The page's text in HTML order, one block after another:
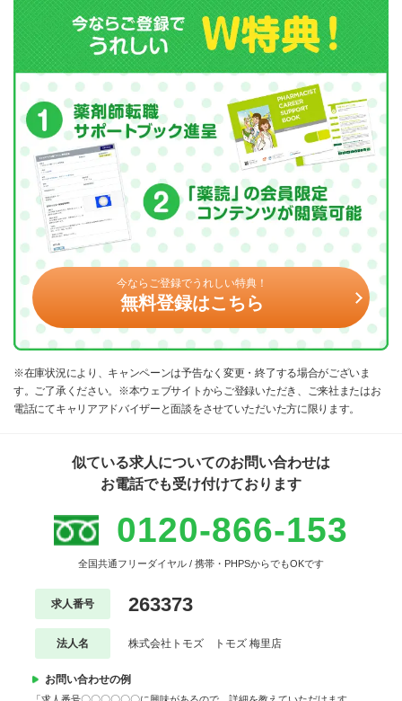
今ならご登録でうれしい特典！
無料登録はこちら
※在庫状況により、キャンペーンは予告なく変更・終了する場合がございま
す。ご了承ください。※本ウェブサイトからご登録いただき、ご来社またはお
電話にてキャリアアドバイザーと面談をさせていただいた方に限ります。
似ている求人についてのお問い合わせは
お電話でも受け付けております
0120-866-153
全国共通フリーダイヤル / 携帯・PHPSからでもOKです
求人番号 263373
法人名 株式会社トモズ トモズ 梅里店
お問い合わせの例